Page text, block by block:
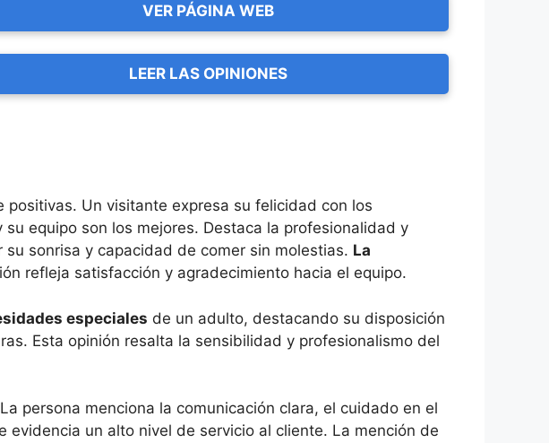
VER PÁGINA WEB
LEER LAS OPINIONES
positivas. Un visitante expresa su felicidad con los
su equipo son los mejores. Destaca la profesionalidad y
sonrisa y capacidad de comer sin molestias. La
refleja satisfacción y agradecimiento hacia el equipo.
especiales de un adulto, destacando su disposición
Esta opinión resalta la sensibilidad y profesionalismo del
persona menciona la comunicación clara, el cuidado en el
un alto nivel de servicio al cliente. La mención de